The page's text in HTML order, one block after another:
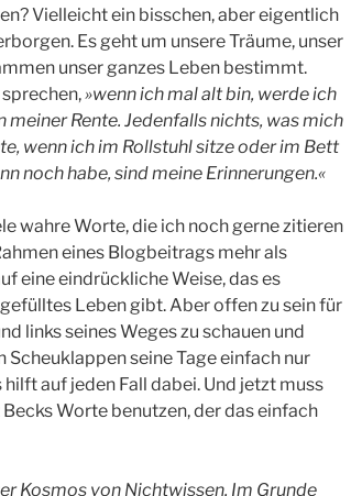
Vielleicht ein bisschen, aber eigentlich
Es geht um unsere Träume, unser
unser ganzes Leben bestimmt.
»wenn ich mal alt bin, werde ich
Rente. Jedenfalls nichts, was mich
wenn ich im Rollstuhl sitze oder im Bett
noch habe, sind meine Erinnerungen.«
wahre Worte, die ich noch gerne zitieren
eines Blogbeitrags mehr als
eine eindrückliche Weise, das es
Leben gibt. Aber offen zu sein für
links seines Weges zu schauen und
seine Tage einfach nur
auf jeden Fall dabei. Und jetzt muss
Worte benutzen, der das einfach
Kosmos von Nichtwissen. Im Grunde